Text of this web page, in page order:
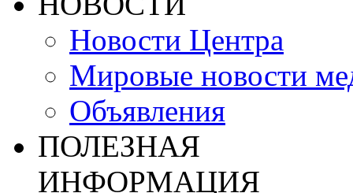
Новости Центра
Мировые новости
Объявления
ПОЛЕЗНАЯ
ИНФОРМАЦИЯ